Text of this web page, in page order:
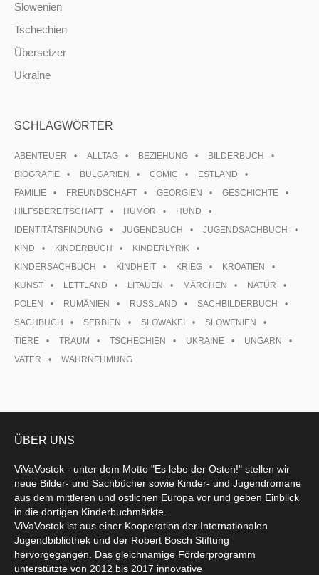
Slowenien
Tschechien
Übersetzer
Ukraine
SCHLAGWÖRTER
ABENTEUER ALLTAG BEZIEHUNG
BILDERBUCH
BIOGRAFIE
BULGARIEN COMIC
ESTLAND
FAMILIE
FREUNDSCHAFT GEORGIEN
GESCHICHTE
HILFSBEREITSCHAFT
HUMOR
HUND
IDENTITÄTSFINDUNG
JUGENDBUCH
JUGENDSACHBUCH
KIND
KINDERBUCH
KINDERLYRIK
KINDERSACHBUCH
KINDHEIT KRIEG
KROATIEN
KUNST
LETTLAND LITAUEN MÄRCHEN
NATUR
POLEN
RUMÄNIEN RUSSLAND
SACHBILDERBUCH
SACHBUCH
SERBIEN SLOWAKEI
SLOWENIEN
TIERE
TRAUM TSCHECHIEN UKRAINE
UNGARN
VATER
WAHRNEHMUNG
ÜBER UNS
ViVaVostok - unter dem Motto "Es lebe der Osten!" stellen wir
neue Bilder- und Sachbücher sowie Kinder- und Jugendromane
aus dem mittleren und östlichen Europa vor und geben Einblick
in die dortigen Kinderbuchmärkte.
ViVaVostok ist aus einer Kooperation der Internationalen
Jugendbibliothek und der Robert Bosch Stiftung
hervorgegangen. Das gleichnamige Förderprogramm
unterstützte von 2012 bis 2017 innovative